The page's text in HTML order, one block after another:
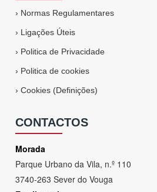
› Normas Regulamentares
› Ligações Úteis
› Politica de Privacidade
› Politica de cookies
›Cookies (Definições)
CONTACTOS
Morada
Parque Urbano da Vila, n.º 110
3740-263 Sever do Vouga